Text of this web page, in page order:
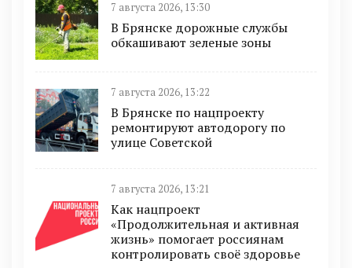
7 августа 2026, 13:30
В Брянске дорожные службы
обкашивают зеленые зоны
7 августа 2026, 13:22
В Брянске по нацпроекту
ремонтируют автодорогу по
улице Советской
7 августа 2026, 13:21
Как нацпроект
«Продолжительная и активная
жизнь» помогает россиянам
контролировать своё здоровье